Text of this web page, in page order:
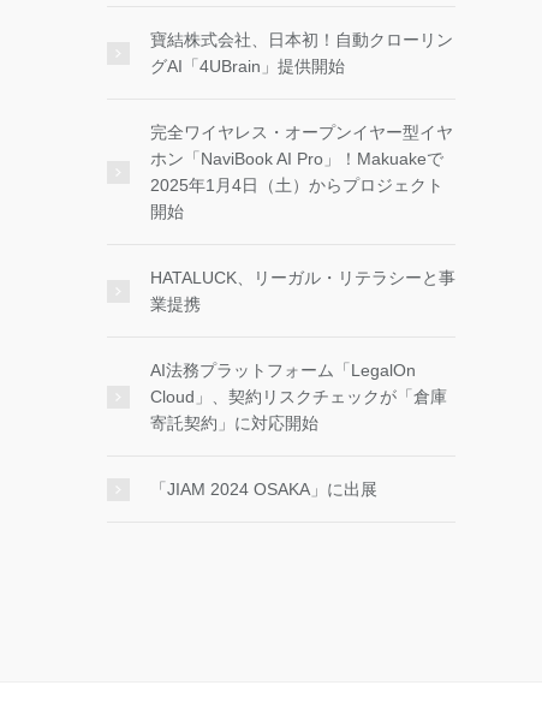
寶結株式会社、日本初！自動クローリン
グAI「4UBrain」提供開始
完全ワイヤレス・オープンイヤー型イヤ
ホン「NaviBook AI Pro」！Makuakeで
2025年1月4日（土）からプロジェクト
開始
HATALUCK、リーガル・リテラシーと事
業提携
AI法務プラットフォーム「LegalOn
Cloud」、契約リスクチェックが「倉庫
寄託契約」に対応開始
「JIAM 2024 OSAKA」に出展